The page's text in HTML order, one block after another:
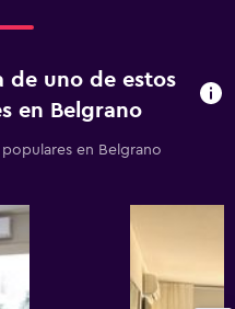
de uno de estos
en Belgrano
en Belgrano